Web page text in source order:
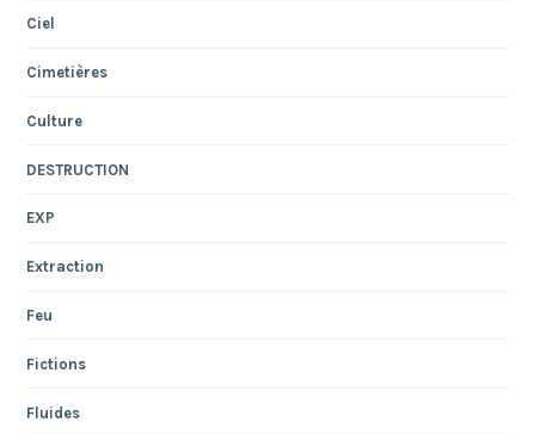
Ciel
Cimetières
Culture
DESTRUCTION
EXP
Extraction
Feu
Fictions
Fluides